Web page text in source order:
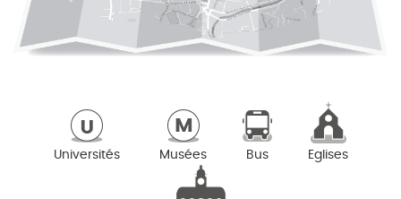
Universités Musées Bus Eglises